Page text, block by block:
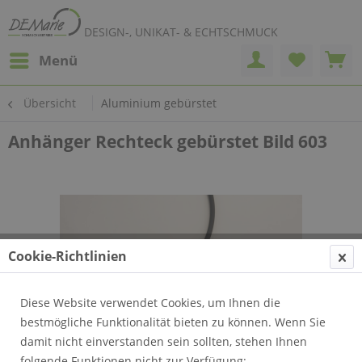
DESIGN-, UNIKAT- & ECHTSCHMUCK
Menü
Übersicht Aluminium gebürstet
Anhänger Rechteck gebürstet Bild 603
Cookie-Richtlinien
Diese Website verwendet Cookies, um Ihnen die
bestmögliche Funktionalität bieten zu können. Wenn Sie
damit nicht einverstanden sein sollten, stehen Ihnen